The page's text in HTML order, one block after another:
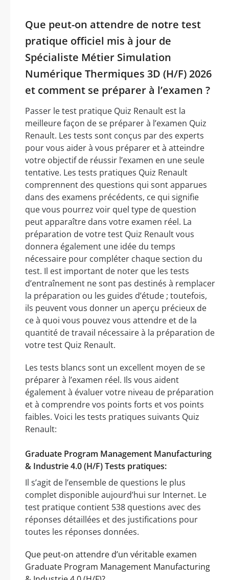
Que peut-on attendre de notre test
pratique officiel mis à jour de
Spécialiste Métier Simulation
Numérique Thermiques 3D (H/F) 2026
et comment se préparer à l’examen ?
Passer le test pratique Quiz Renault est la
meilleure façon de se préparer à l’examen Quiz
Renault. Les tests sont conçus par des experts
pour vous aider à vous préparer et à atteindre
votre objectif de réussir l’examen en une seule
tentative. Les tests pratiques Quiz Renault
comprennent des questions qui sont apparues
dans des examens précédents, ce qui signifie
que vous pourrez voir quel type de question
peut apparaître dans votre examen réel. La
préparation de votre test Quiz Renault vous
donnera également une idée du temps
nécessaire pour compléter chaque section du
test. Il est important de noter que les tests
d’entraînement ne sont pas destinés à remplacer
la préparation ou les guides d’étude ; toutefois,
ils peuvent vous donner un aperçu précieux de
ce à quoi vous pouvez vous attendre et de la
quantité de travail nécessaire à la préparation de
votre test Quiz Renault.
Les tests blancs sont un excellent moyen de se
préparer à l’examen réel. Ils vous aident
également à évaluer votre niveau de préparation
et à comprendre vos points forts et vos points
faibles. Voici les tests pratiques suivants Quiz
Renault:
Graduate Program Management Manufacturing
& Industrie 4.0 (H/F) Tests pratiques:
Il s’agit de l’ensemble de questions le plus
complet disponible aujourd’hui sur Internet. Le
test pratique contient 538 questions avec des
réponses détaillées et des justifications pour
toutes les réponses données.
Que peut-on attendre d’un véritable examen
Graduate Program Management Manufacturing